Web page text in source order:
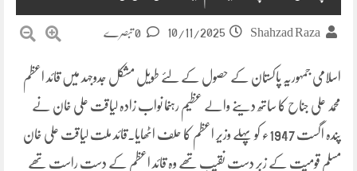
Shahzad Raza
10/11/2025
اسلامی جمہوریہ پاکستان کے حصول کے لئے طویل مشکل جدوجہد میں قائد اعظم
محمد علی جناح کا ساتھ دینے والے عظیم رہنما نواب زادہ لیاقت علی خان نے
پندہ اگست 1947ء کو پہلے وزیر اعظم کا حلف اٹھایا۔قائد ملت لیاقت علی خان
مسلم قومیت کے زبر دست نقیب تھے وہ قائد اعظم کے دست راست تھے